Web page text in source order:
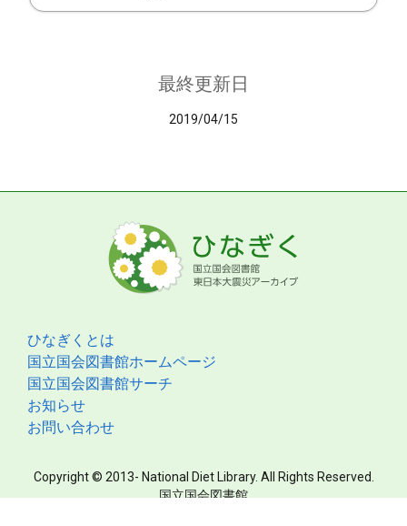
最終更新日
2019/04/15
ひなぎくとは
国立国会図書館ホームページ
国立国会図書館サーチ
お知らせ
お問い合わせ
Copyright © 2013- National Diet Library. All Rights Reserved.